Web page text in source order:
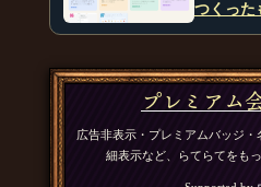
つくった
プレミアム
広告非表示・プレミアムバッジ
細表示など、らてらてをも